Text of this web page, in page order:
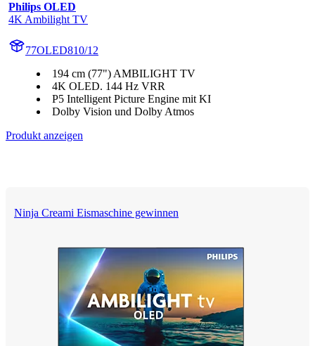
Philips OLED
4K Ambilight TV
77OLED810/12
194 cm (77") AMBILIGHT TV
4K OLED. 144 Hz VRR
P5 Intelligent Picture Engine mit KI
Dolby Vision und Dolby Atmos
Produkt anzeigen
Ninja Creami Eismaschine gewinnen